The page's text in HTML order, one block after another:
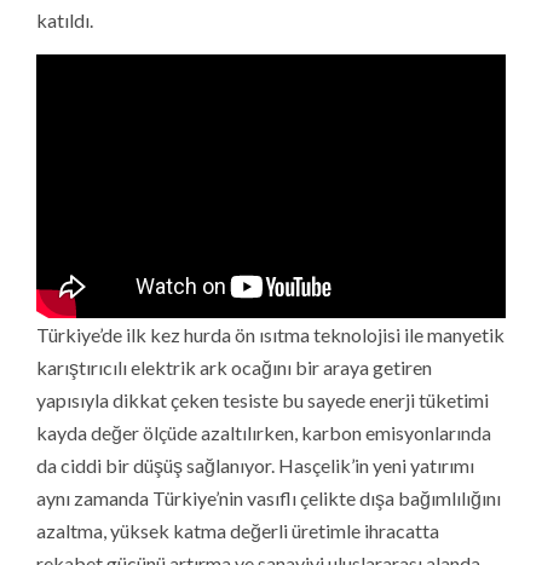
katıldı.
Türkiye’de ilk kez hurda ön ısıtma teknolojisi ile manyetik
karıştırıcılı elektrik ark ocağını bir araya getiren
yapısıyla dikkat çeken tesiste bu sayede enerji tüketimi
kayda değer ölçüde azaltılırken, karbon emisyonlarında
da ciddi bir düşüş sağlanıyor. Hasçelik’in yeni yatırımı
aynı zamanda Türkiye’nin vasıflı çelikte dışa bağımlılığını
azaltma, yüksek katma değerli üretimle ihracatta